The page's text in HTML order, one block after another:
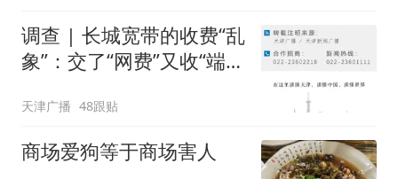
调查 | 长城宽带的收费“乱
象”：交了“网费”又收“端口
可延长到2037年
天津广播 48跟贴
商场爱狗等于商场害人